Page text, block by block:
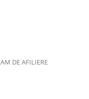
DE AFILIERE